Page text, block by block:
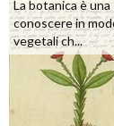
La botanica è
conoscere in
vegetali ch...